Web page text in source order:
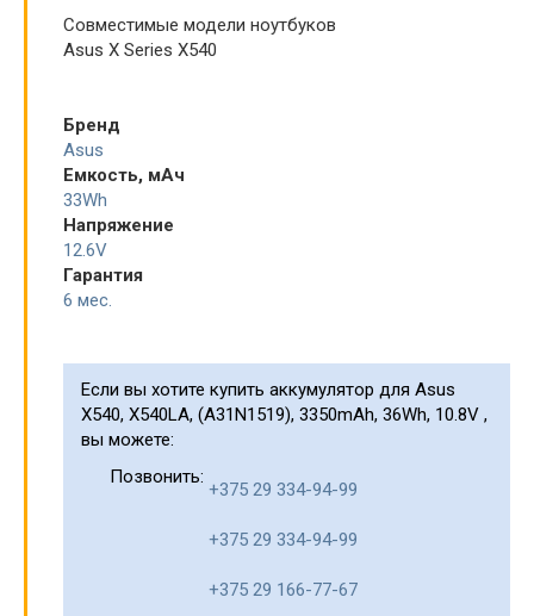
Совместимые модели ноутбуков
Asus X Series X540
Бренд
Asus
Емкость, мАч
33Wh
Напряжение
12.6V
Гарантия
6 мес.
Если вы хотите купить аккумулятор для Asus
X540, X540LA, (A31N1519), 3350mAh, 36Wh, 10.8V ,
вы можете:
Позвонить:
+375 29 334-94-99
+375 29 334-94-99
+375 29 166-77-67